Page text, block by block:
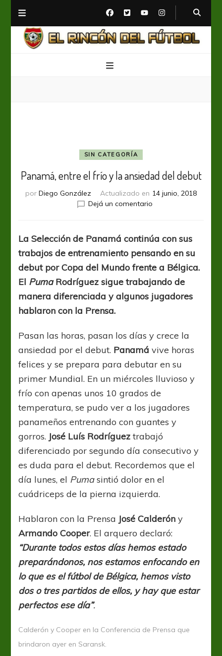
SIN CATEGORÍA
Panamá, entre el frío y la ansiedad del debut
por Diego González Actualizado en 14 junio, 2018
Dejá un comentarioen
el
frío
y
la
ansiedad
del
debut
La Selección de Panamá continúa con sus
trabajos de entrenamiento pensando en su
debut por Copa del Mundo frente a Bélgica.
El PumaRodríguez sigue trabajando de
manera diferenciada y algunos jugadores
hablaron con la Prensa.
Pasan las horas, pasan los días y crece la
ansiedad por el debut. Panamá vive horas
felices y se prepara para debutar en su
primer Mundial. En un miércoles lluvioso y
frío con apenas unos 10 grados de
temperatura, se pudo ver a los jugadores
panameños entrenando con guantes y
gorros. José Luís Rodríguez trabajó
diferenciado por segundo día consecutivo y
es duda para el debut. Recordemos que el
día lunes, el Pumasintió dolor en el
cuádriceps de la pierna izquierda.
Hablaron con la Prensa José Calderón y
Armando Cooper. El arquero declaró:
“Durante todos estos días hemos estado
preparándonos, nos estamos enfocando en
lo que es el fútbol de Bélgica, hemos visto
dos o tres partidos de ellos, y hay que estar
perfectos ese día”.
Calderón y Cooper en la Conferencia de Prensa que
brindaron ayer en Saransk.